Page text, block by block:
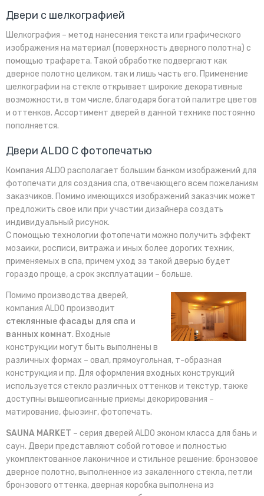
Двери с шелкографией
Шелкография – метод нанесения текста или графического
изображения на материал (поверхность дверного полотна) с
помощью трафарета. Такой обработке подвергают как
дверное полотно целиком, так и лишь часть его. Применение
шелкографии на стекле открывает широкие декоративные
возможности, в том числе, благодаря богатой палитре цветов
и оттенков. Ассортимент дверей в данной технике постоянно
пополняется.
Двери ALDO C фотопечатью
Компания ALDO располагает большим банком изображений для
фотопечати для создания спа, отвечающего всем пожеланиям
заказчиков. Помимо имеющихся изображений заказчик может
предложить свое или при участии дизайнера создать
индивидуальный рисунок.
С помощью технологии фотопечати можно получить эффект
мозаики, росписи, витража и иных более дорогих техник,
применяемых в спа, причем уход за такой дверью будет
гораздо проще, а срок эксплуатации – больше.
Помимо производства дверей,
компания ALDO производит
стеклянные фасады для спа и
ванных комнат. Входные
конструкции могут быть выполнены в
различных формах – овал, прямоугольная, т-образная
конструкция и пр. Для оформления входных конструкций
используется стекло различных оттенков и текстур, также
доступны вышеописанные приемы декорирования –
матирование, фьюзинг, фотопечать.
SAUNA MARKET – серия дверей ALDO эконом класса для бань и
саун. Двери представляют собой готовое и полностью
укомплектованное лаконичное и стильное решение: бронзовое
дверное полотно, выполненное из закаленного стекла, петли
бронзового оттенка, дверная коробка выполнена из